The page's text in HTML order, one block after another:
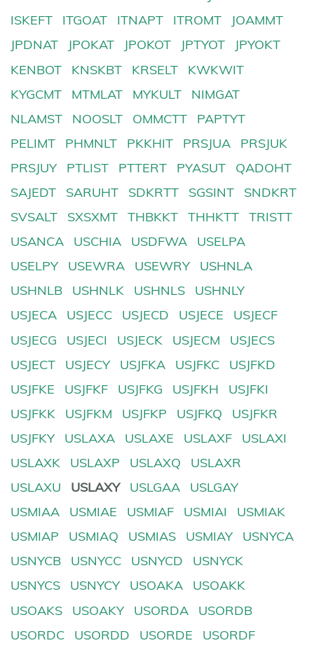
ISKEFT
ITGOAT ITNAPT ITROMT
JOAMMT
JPDNAT
JPOKAT JPOKOT JPTYOT
JPYOKT
KENBOT
KNSKBT KRSELT
KWKWIT
KYGCMT
MTMLAT MYKULT
NIMGAT
NLAMST
NOOSLT OMMCTT
PAPTYT
PELIMT
PHMNLT PKKHIT PRSJUA
PRSJUK
PRSJUY
PTLIST PTTERT PYASUT
QADOHT
SAJEDT
SARUHT SDKRTT SGSINT
SNDKRT
SVSALT
SXSXMT THBKKT THHKTT
TRISTT
USANCA
USCHIA USDFWA
USELPA
USELPY
USEWRA USEWRY
USHNLA
USHNLB
USHNLK USHNLS
USHNLY
USJECA
USJECC USJECD USJECE
USJECF
USJECG
USJECI USJECK USJECM
USJECS
USJECT
USJECY USJFKA USJFKC
USJFKD
USJFKE
USJFKF USJFKG USJFKH
USJFKI
USJFKK
USJFKM USJFKP USJFKQ
USJFKR
USJFKY
USLAXA USLAXE USLAXF
USLAXI
USLAXK
USLAXP USLAXQ
USLAXR
USLAXU
USLAXY USLGAA
USLGAY
USMIAA
USMIAE USMIAF USMIAI
USMIAK
USMIAP
USMIAQ USMIAS USMIAY
USNYCA
USNYCB
USNYCC USNYCD
USNYCK
USNYCS
USNYCY USOAKA
USOAKK
USOAKS
USOAKY USORDA
USORDB
USORDC
USORDD USORDE
USORDF